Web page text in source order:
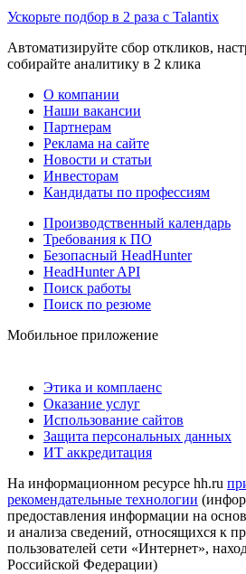
Ускорьте подбор в 2 раза с Talantix
Автоматизируйте сбор откликов,
собирайте аналитику в 2 клика
О компании
Наши вакансии
Партнерам
Реклама на сайте
Новости и статьи
Инвесторам
Кандидаты по профессиям
Производственный календарь
Требования к ПО
Безопасный HeadHunter
HeadHunter API
Поиск работы
Поиск по резюме
Мобильное приложение
Этика и комплаенс
Оказание услуг
Использование сайтов
Защита персональных данных
ИТ аккредитация
На информационном ресурсе hh.ru
рекомендательные технологии
предоставления информации на
и анализа сведений, относящихся к
пользователей сети «Интернет»,
Российской Федерации)